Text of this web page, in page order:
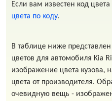
Если вам известен код
цвета по коду.
В таблице ниже
цветов для автомобиля Kia
изображение цвета кузова,
цвета от производителя.
очевидную вещь -